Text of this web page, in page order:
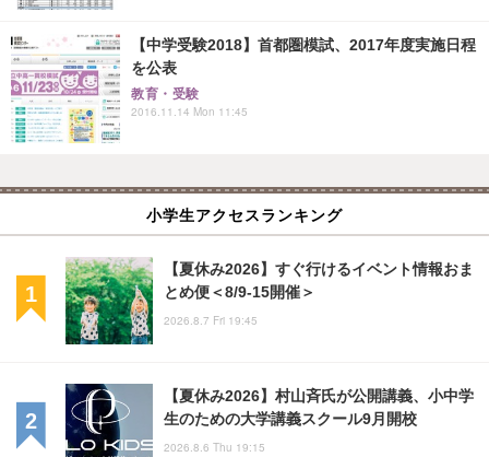
【中学受験2018】首都圏模試、2017年度実施日程
を公表
教育・受験
2016.11.14 Mon 11:45
小学生アクセスランキング
【夏休み2026】すぐ行けるイベント情報おま
とめ便＜8/9-15開催＞
2026.8.7 Fri 19:45
【夏休み2026】村山斉氏が公開講義、小中学
生のための大学講義スクール9月開校
2026.8.6 Thu 19:15